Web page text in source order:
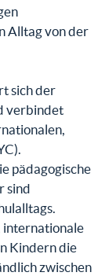
Alltag von der
sich der
verbindet
pädagogische
sind
internationale
Kindern die
zwischen